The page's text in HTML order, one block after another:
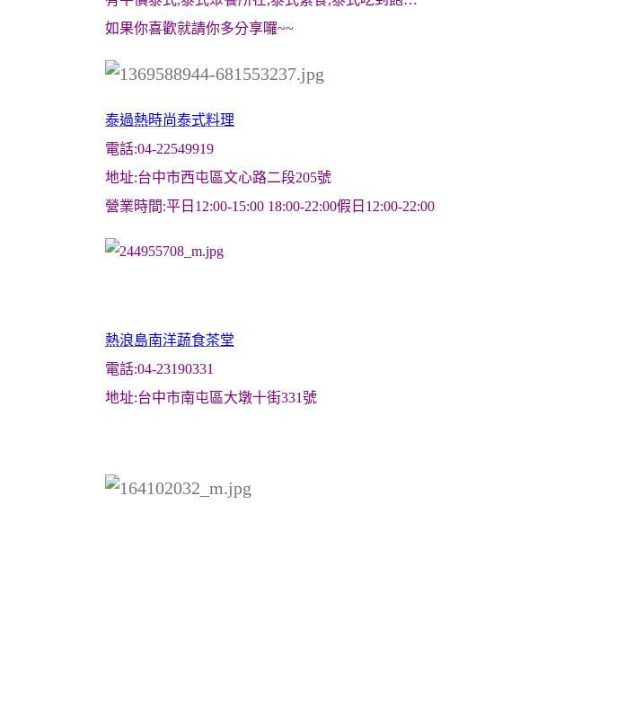
如果你喜歡就請你多分享囉~~
泰過熱時尚泰式料理
電話:04-22549919
地址:台中市西屯區文心路二段205號
營業時間:平日12:00-15:00 18:00-22:00假日12:00-22:00
熱浪島南洋蔬食茶堂
電話:04-23190331
地址:台中市南屯區大墩十街331號